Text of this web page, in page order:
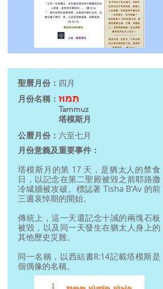
聖曆月份： 四月
月份名稱： תַּמּוּז
Tammuz
塔模斯月
公曆月份： 六至七月
月份意義及重要事件：
塔模斯月的第 17 天，是猶太人的禁食
日，以記念在第二聖殿被毀之前耶路撒
冷城牆被攻破。標誌著 Tisha B'Av 的前
三週哀悼期的開始。
傳統上，這一天還記念十誡的兩塊石板
被毀，以及同一天發生在猶太人身上的
其他歷史災難。
同一名稱，以西結書8:14記載塔模斯是
個偶像的名稱。